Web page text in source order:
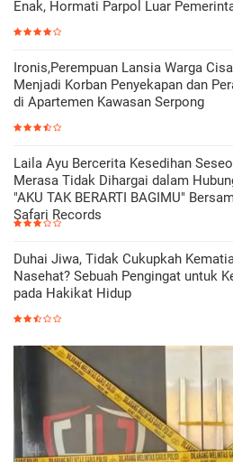
Enak, Hormati Parpol Luar
Ironis,Perempuan Lansia Warga
Menjadi Korban Penyekapan dan
di Apartemen Kawasan Serpong
Laila Ayu Bercerita Kesedihan
Merasa Tidak Dihargai dalam
"AKU TAK BERARTI BAGIMU"
Safari Records
Duhai Jiwa, Tidak Cukupkah
Nasehat? Sebuah Pengingat untuk
pada Hakikat Hidup